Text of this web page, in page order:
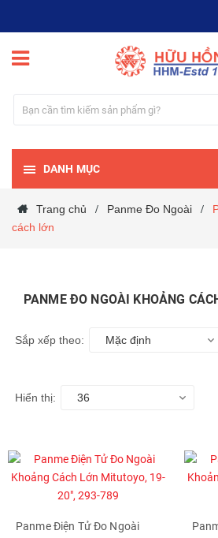
DANH MỤC
Trang chủ / Panme Đo Ngoài /
cách lớn
PANME ĐO NGOÀI KHOẢNG
Sắp xếp theo: Mặc định
Hiển thị: 36
Panme Điện Tử Đo Ngoài